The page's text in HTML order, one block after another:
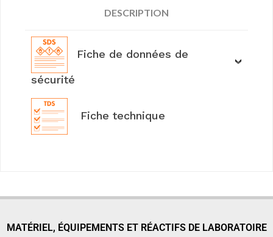
DESCRIPTION
Fiche de données de
sécurité
Fiche technique
MATÉRIEL, ÉQUIPEMENTS ET RÉACTIFS DE LABORATOIRE